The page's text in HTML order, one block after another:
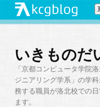
いきものだ
「京都コンピュータ学院
ジニアリング学系」の学
務する職員が洛北校での
ます。